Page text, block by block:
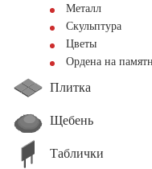
Металл
Скульптура
Цветы
Ордена на
Плитка
Щебень
Таблички